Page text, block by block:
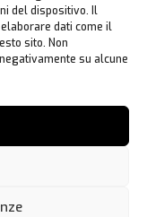
del dispositivo. Il
dati come il
sito. Non
su alcune